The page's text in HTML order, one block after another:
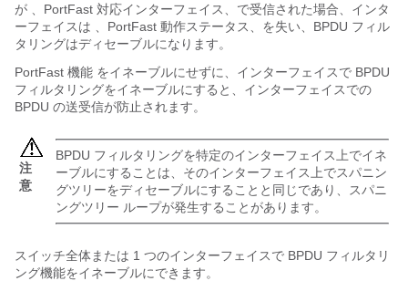
が 、 PortFast 対応インターフェイス
、で受信された場合、インタ
ーフェイスは 、 PortFast 動作ステータス
、を失い、BPDU フィル
タリングはディセーブルになります。
PortFast 機能 をイネーブルにせずに、インターフェイスで BPDU
フィルタリングをイネーブルにすると、インターフェイスでの
BPDU の送受信が防止されます。
注
意
BPDU フィルタリングを特定のインターフェイス上でイネ
ーブルにすることは、そのインターフェイス上でスパニン
グツリーをディセーブルにすることと同じであり、スパニ
ングツリー ループが発生することがあります。
スイッチ全体または 1 つのインターフェイスで BPDU フィルタリ
ング機能をイネーブルにできます。